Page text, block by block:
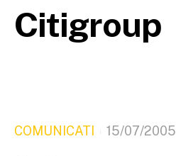
Citigroup
COMUNICATI 15/07/2005